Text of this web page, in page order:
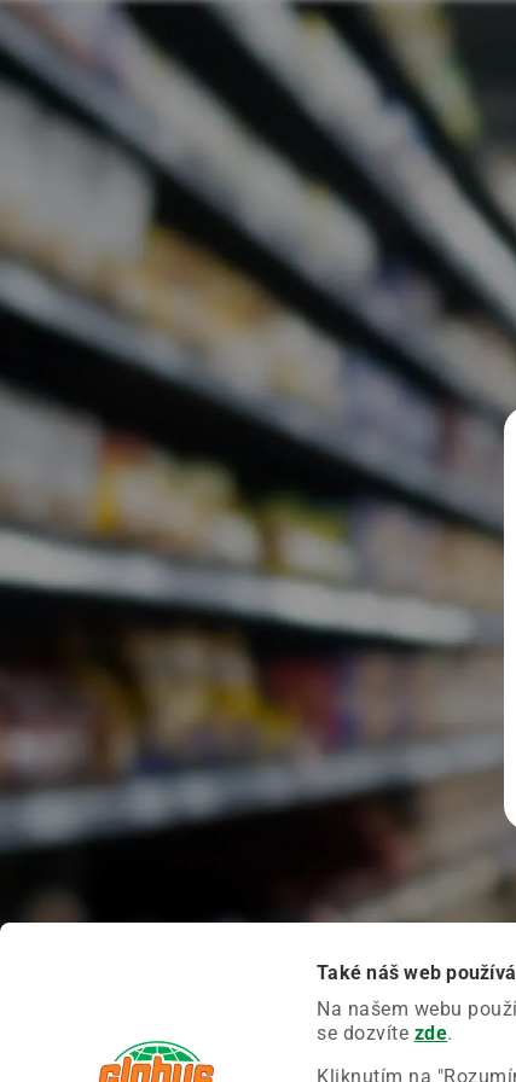
Také náš web
Na našem webu
se dozvíte zde.
Kliknutím na